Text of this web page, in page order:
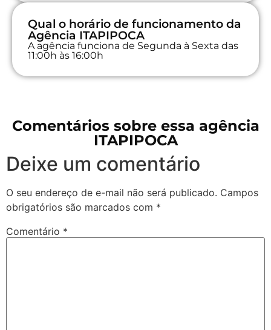
Qual o horário de funcionamento da
Agência ITAPIPOCA
A agência funciona de Segunda à Sexta das
11:00h às 16:00h
Comentários sobre essa agência
ITAPIPOCA
Deixe um comentário
O seu endereço de e-mail não será publicado. Campos
obrigatórios são marcados com *
Comentário *